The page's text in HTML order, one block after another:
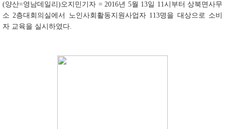
(양산=영남데일리)오지민기자 = 2016년 5월 13일 11시부터 상북면사무
소 2층대회의실에서 노인사회활동지원사업자 113명을 대상으로 소비
자 교육을 실시하였다.